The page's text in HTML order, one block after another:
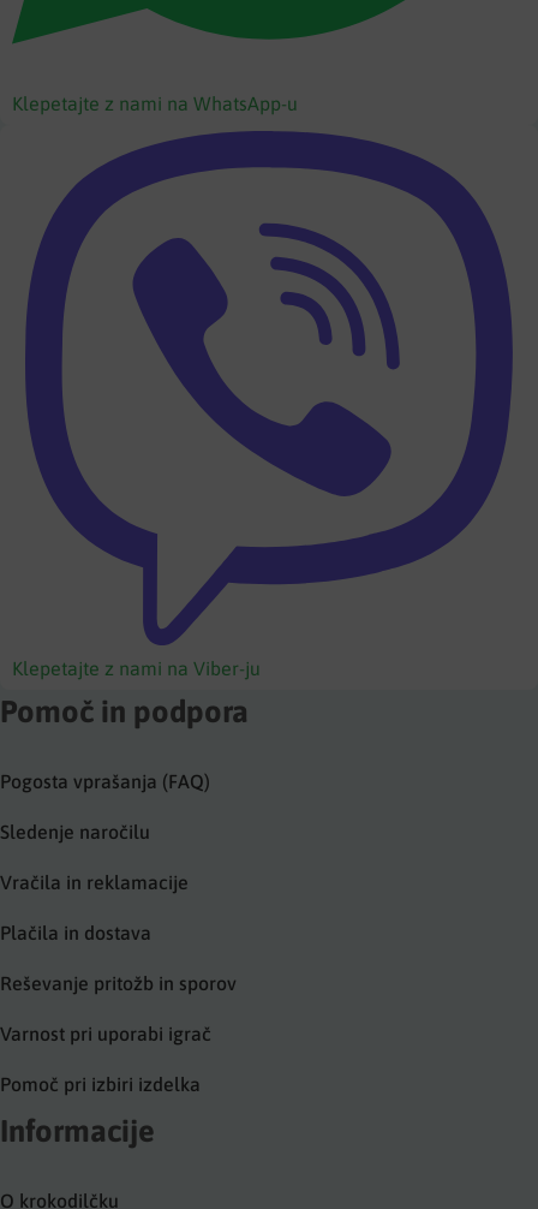
Klepetajte z nami na WhatsApp-u
Klepetajte z nami na Viber-ju
Pomoč in podpora
Pogosta vprašanja (FAQ)
Sledenje naročilu
Vračila in reklamacije
Plačila in dostava
Reševanje pritožb in sporov
Varnost pri uporabi igrač
Pomoč pri izbiri izdelka
Informacije
O krokodilčku